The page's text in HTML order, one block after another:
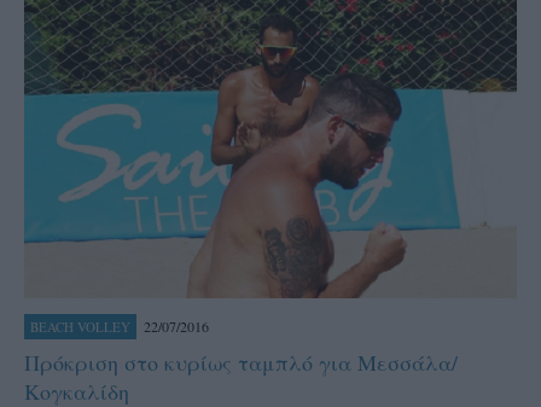
BEACH VOLLEY 22/07/2016
Πρόκριση στο κυρίως ταμπλό για Μεσσάλα/
Κογκαλίδη